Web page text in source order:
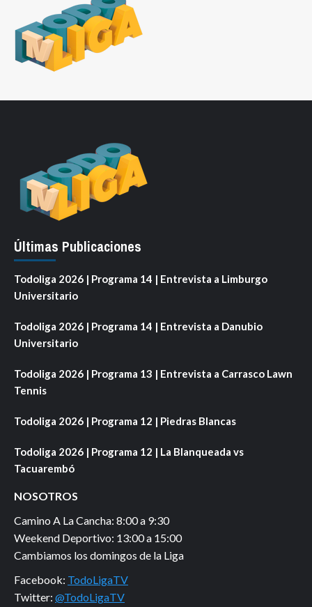
Últimas Publicaciones
Todoliga 2026 | Programa 14 | Entrevista a Limburgo
Universitario
Todoliga 2026 | Programa 14 | Entrevista a Danubio
Universitario
Todoliga 2026 | Programa 13 | Entrevista a Carrasco Lawn
Tennis
Todoliga 2026 | Programa 12 | Piedras Blancas
Todoliga 2026 | Programa 12 | La Blanqueada vs
Tacuarembó
NOSOTROS
Camino A La Cancha: 8:00 a 9:30
Weekend Deportivo: 13:00 a 15:00
Cambiamos los domingos de la Liga
Facebook: TodoLigaTV
Twitter: @TodoLigaTV